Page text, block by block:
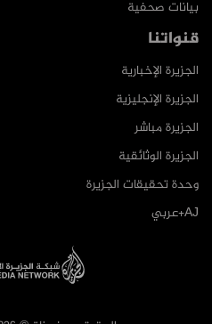
بيانات صحفية
قنواتنا
الجزيرة الإخبارية
الجزيرة الإنجليزية
الجزيرة مباشر
الجزيرة الوثائقية
وحدة تحقيقات الجزيرة
AJ+عربي